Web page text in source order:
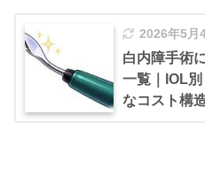
2026年5月
白内障手術
一覧｜IOL
なコスト構